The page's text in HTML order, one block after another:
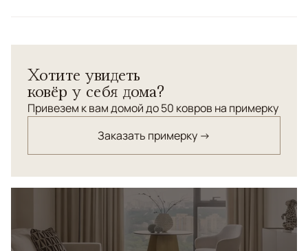
Хотите увидеть
ковёр у себя дома?
Привезем к вам домой до 50 ковров на примерку
Заказать примерку →